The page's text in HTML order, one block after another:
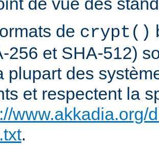
de crypt()
256 et SHA-512)
plupart des
et respectent la
www.akkadia.org/
.